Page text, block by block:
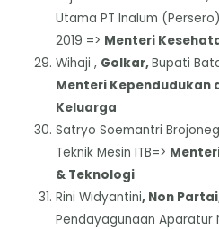
Utama PT Inalum
2019 => Menteri
Wihaji , Golkar,Bupati
Menteri Kependudukan
Keluarga
Satryo Soemantri
Teknik Mesin ITB=>
& Teknologi
Rini Widyantini, Non
Pendayagunaan Aparatur